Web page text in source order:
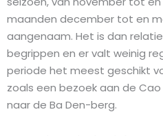
maanden december tot en
aangenaam. Het is dan
begrippen en er valt weinig
periode het meest geschikt
zoals een bezoek aan de
naar de Ba Den-berg.